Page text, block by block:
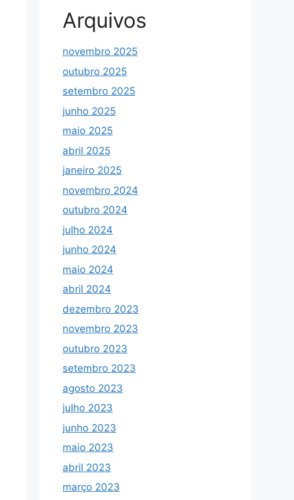
Arquivos
novembro 2025
outubro 2025
setembro 2025
junho 2025
maio 2025
abril 2025
janeiro 2025
novembro 2024
outubro 2024
julho 2024
junho 2024
maio 2024
abril 2024
dezembro 2023
novembro 2023
outubro 2023
setembro 2023
agosto 2023
julho 2023
junho 2023
maio 2023
abril 2023
março 2023